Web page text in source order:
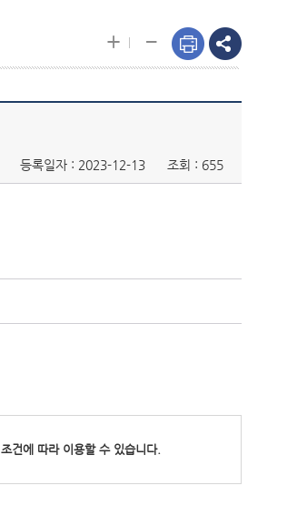
+ -
등록일자 : 2023-12-13 조회 : 655
조건에 따라 이용할 수 있습니다.